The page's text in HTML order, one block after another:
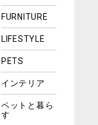
FURNITURE
LIFESTYLE
PETS
インテリア
ペットと暮ら
す